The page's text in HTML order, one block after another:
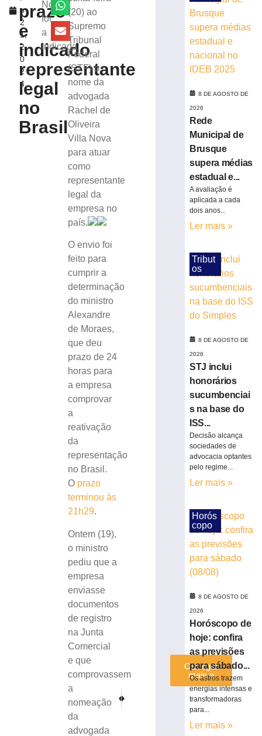
o
2
1,
2
0
2
4
prazo
e
indicado
representante
legal
no
Brasil
Nova
foi
a
indicada
(20) ao
Supremo
Tribunal
Federal
(STF) o
nome da
advogada
Rachel de
Oliveira
Villa Nova
para atuar
como
representante
legal da
empresa no
país.
O envio foi
feito para
cumprir a
determinação
do ministro
Alexandre
de Moraes,
que deu
prazo de 24
horas para
a empresa
comprovar
a
reativação
da
representação
no Brasil.
O prazo
terminou às
21h29.
Ontem (19),
o ministro
pediu que a
empresa
enviasse
documentos
de registro
na Junta
Comercial
e que
comprovassem
a
nomeação
da
advogada
PRÓXIMO
STF tem maioria para rejeitar revisão da vida toda do
eleições
TRE-
realiza
distribuição
eletrônicas
agosto
Cratera
abre
“engole”
roda
Brusque
agosto
Carregar
mais »
8 DE AGOSTO DE
2026
Rede
Municipal de
Brusque
supera médias
estadual e...
A avaliação é
aplicada a cada
dois anos...
Ler mais »
Tribut
os
8 DE AGOSTO DE
2026
STJ inclui
honorários
sucumbenciai
s na base do
ISS...
Decisão alcança
sociedades de
advocacia optantes
pelo regime...
Ler mais »
Horós
copo
8 DE AGOSTO DE
2026
Horóscopo de
hoje: confira
as previsões
para sábado...
Os astros trazem
energias intensas e
transformadoras
para...
Ler mais »